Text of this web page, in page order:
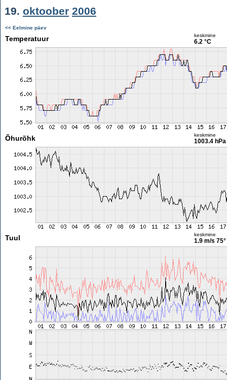
19. oktoober 2006
<< Eelmine päev
Temperatuur keskmine
6.2 °C
Õhurõhk keskmine
1003.4 hPa
Tuul keskmine
1.9 m/s 75°